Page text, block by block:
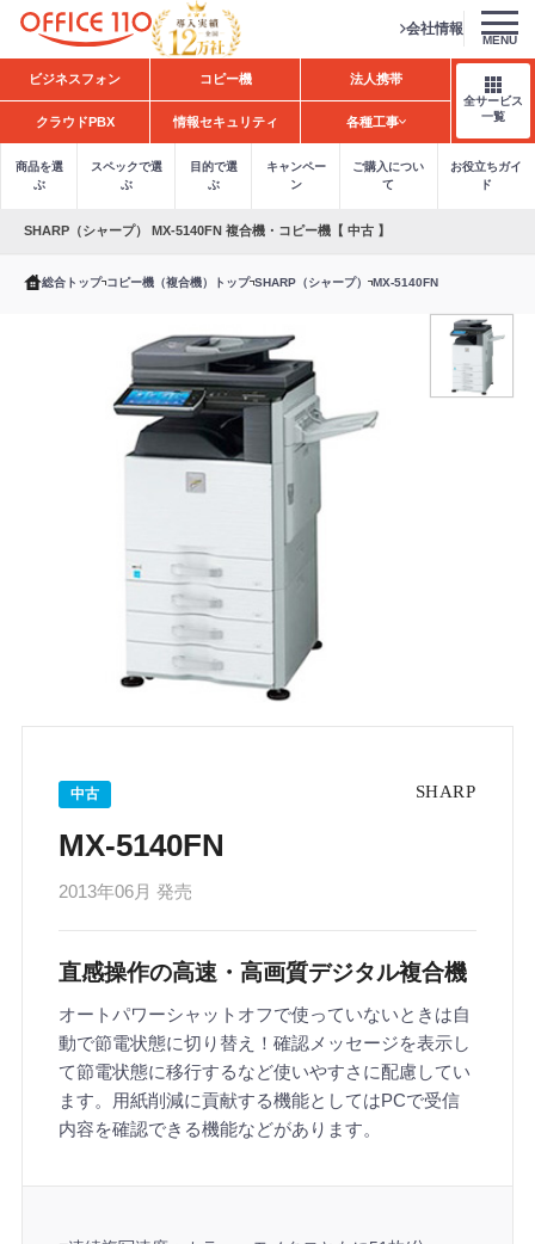
H
o
会社情報
MENU
ビジネスフォン コピー機 法人携帯
クラウドPBX 情報セキュリティ 各種工事
全サービス
一覧
商品を選
ぶ
スペックで選
ぶ
目的で選
ぶ
キャンペー
ン
ご購入につい
て
お役立ちガイ
ド
SHARP（シャープ） MX-5140FN 複合機・コピー機【 中古 】
総合トップ コピー機（複合機）トップ SHARP（シャープ） MX-5140FN
MX-5140FN
2013年06月 発売
中古
直感操作の高速・高画質デジタル複合機
オートパワーシャットオフで使っていないときは自
動で節電状態に切り替え！確認メッセージを表示し
て節電状態に移行するなど使いやすさに配慮してい
ます。用紙削減に貢献する機能としてはPCで受信
内容を確認できる機能などがあります。